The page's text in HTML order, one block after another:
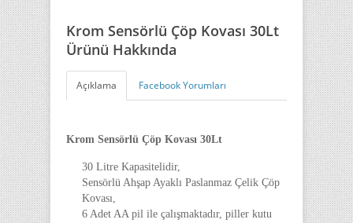
Krom Sensörlü Çöp Kovası 30Lt
Ürünü Hakkında
Açıklama Facebook Yorumları
Krom Sensörlü Çöp Kovası 30Lt
30 Litre Kapasitelidir,
Sensörlü Ahşap Ayaklı Paslanmaz Çelik Çöp
Kovası,
6 Adet AA pil ile çalışmaktadır, piller kutu